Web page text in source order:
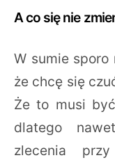
A co się nie
W sumie sporo
że chcę się
Że to musi
dlatego
zlecenia